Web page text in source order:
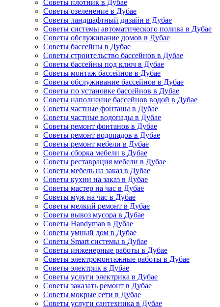
Советы плотник в Дубае
Советы озеленение в Дубае
Советы ландшафтный дизайн в Дубае
Советы системы автоматического полива в Дубае
Советы обслуживание домов в Дубае
Советы бассейны в Дубае
Советы строительство бассейнов в Дубае
Советы бассейны под ключ в Дубае
Советы монтаж бассейнов в Дубае
Советы обслуживание бассейнов в Дубае
Советы по установке бассейнов в Дубае
Советы наполнение бассейнов водой в Дубае
Советы частные фонтаны в Дубае
Советы частные водопады в Дубае
Советы ремонт фонтанов в Дубае
Советы ремонт водопадов в Дубае
Советы ремонт мебели в Дубае
Советы сборка мебели в Дубае
Советы реставрация мебели в Дубае
Советы мебель на заказ в Дубае
Советы кухни на заказ в Дубае
Советы мастер на час в Дубае
Советы муж на час в Дубае
Советы мелкий ремонт в Дубае
Советы вывоз мусора в Дубае
Советы Handyman в Дубае
Советы умный дом в Дубае
Советы Smart системы в Дубае
Советы инженерные работы в Дубае
Советы электромонтажные работы в Дубае
Советы электрик в Дубае
Советы услуги электрика в Дубае
Советы заказать ремонт в Дубае
Советы мокрые сети в Дубае
Советы услуги сантехника в Дубае